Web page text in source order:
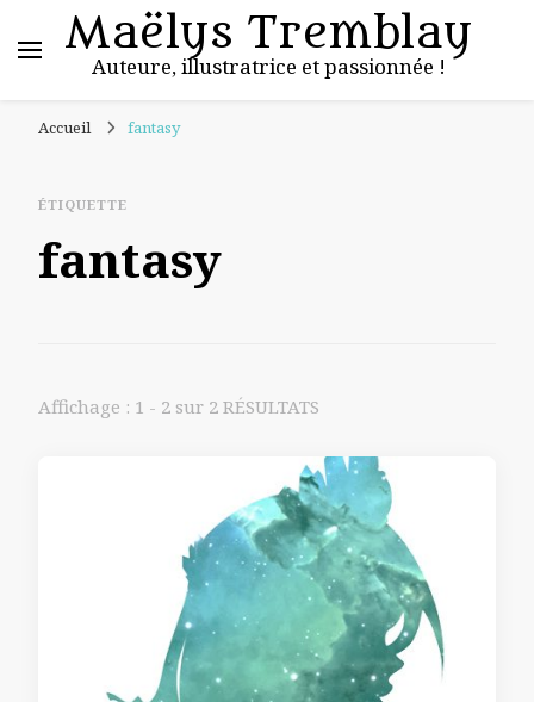
Maëlys Tremblay
Auteure, illustratrice et passionnée !
Accueil fantasy
ÉTIQUETTE
fantasy
Affichage : 1 - 2 sur 2 RÉSULTATS